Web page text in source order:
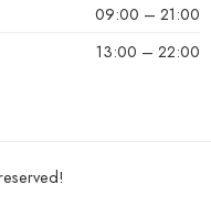
09:00 – 21:00
13:00 – 22:00